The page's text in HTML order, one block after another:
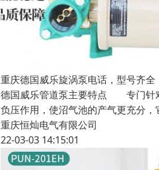
重庆德国威乐旋涡泵电话，型号齐全
德国威乐管道泵主要特点 专门针对
负压作用，使沼气池的产气更充分
重庆恒灿电气有限公司
22-03-03 14:15:01